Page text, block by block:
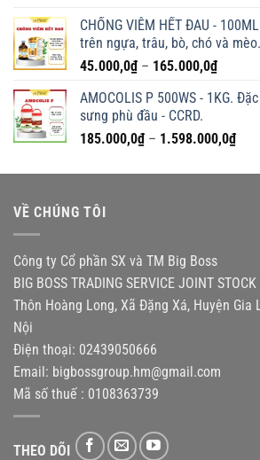
đến
CHỐNG VIÊM HẾT ĐAU -
trên ngựa, trâu, bò, chó và mèo.
45.000,0₫ – 165.000,0₫Khoảng
từ
đến
AMOCOLIS P 500WS - 1KG.
sưng phù đầu - CCRD.
185.000,0₫ – 1.598.000,0₫
từ
VỀ CHÚNG TÔI
Công ty Cổ phần SX và TM Big Boss
BIG BOSS TRADING SERVICE JOINT
Thôn Hoàng Long, Xã Đặng Xá, Huyện Gia
Nội
Điện thoại: 02439050666
Email: bigbossgroup.hm@gmail.com
Mã số thuế : 0108363739
THEO DÕI